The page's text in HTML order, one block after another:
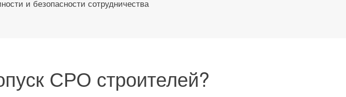
и безопасности сотрудничества
СРО строителей?